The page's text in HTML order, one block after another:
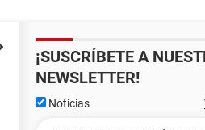
¡SUSCRÍBETE A
NEWSLETTER!
Noticias